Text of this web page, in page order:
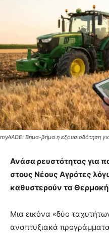
myAADE: Βήμα-βήμα η εξουσιοδότηση
Ανάσα ρευστότητας για
στους Νέους Αγρότες
καθυστερούν τα
Μια εικόνα «δύο
αναπτυξιακά